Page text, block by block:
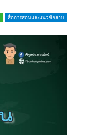
สื่อการสอนและแนวข้อสอบ